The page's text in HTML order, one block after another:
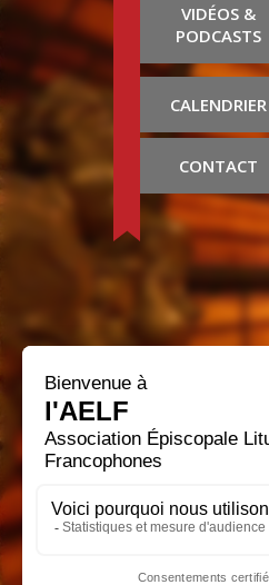
VIDÉOS &
PODCASTS
CALENDRIER
CONTACT